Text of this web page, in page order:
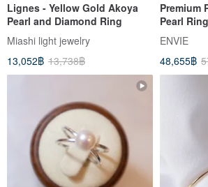
Lignes - Yellow Gold Akoya
Pearl and Diamond Ring
Miashi light jewelry
13,052฿ 13,738฿
Premium
Pearl
Diamond
ENVIE
48,655฿